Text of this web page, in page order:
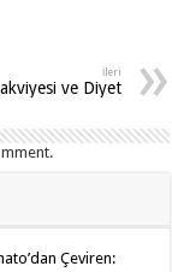
İleri
ve Diyet
Çeviren: